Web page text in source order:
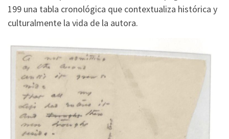
199 una tabla cronológica que contextualiza histórica y
culturalmente la vida de la autora.